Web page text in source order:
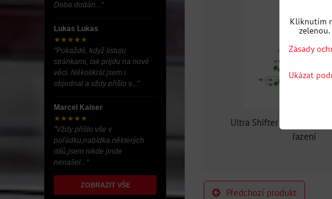
Ultra Shifter MINI pro
řazení
Předchozí produkt
Doba dodán..."
Lukas Lukas
★★★★★
"Pokaždé, když listuju
stránkami, tak prijdu na nové
věci. Několikrát jsem i
objednal a vždy přišlo v..."
Marcel Kaiser
★★★★★
"Vždy přišlo vše v
pořádku,nabídka některých
dílů,jsem nikde jinde
nenašel..."
ZOBRAZIT VŠE
Kliknutím
Zásady
Ukázat